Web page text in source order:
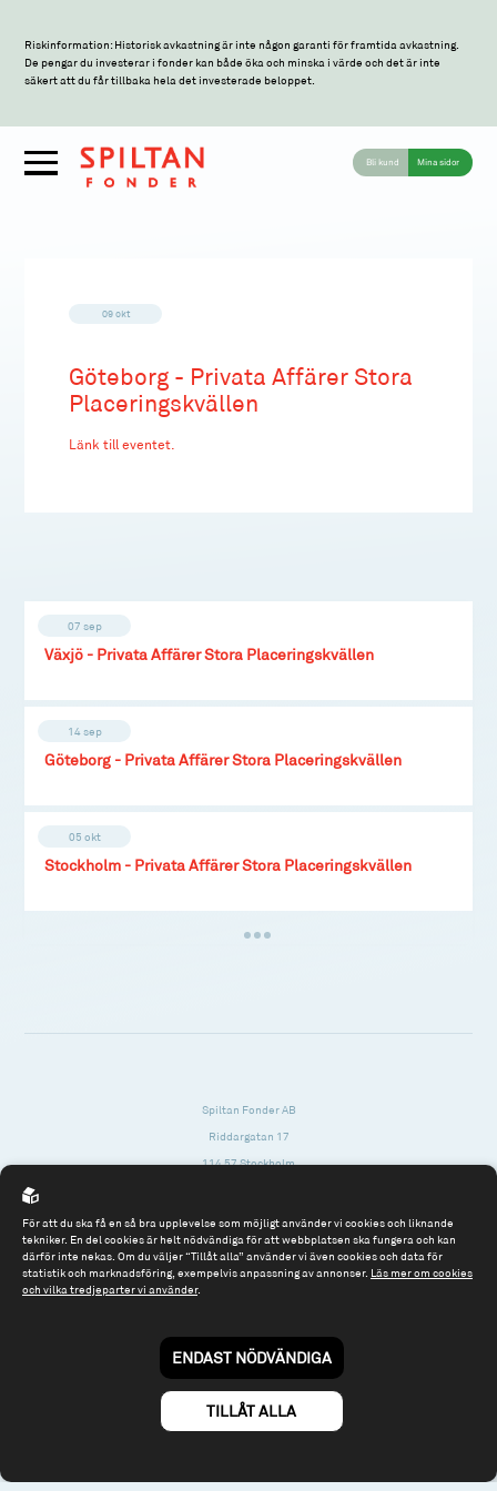
Riskinformation: Historisk avkastning är inte någon garanti för framtida avkastning.
De pengar du investerar i fonder kan både öka och minska i värde och det är inte
säkert att du får tillbaka hela det investerade beloppet.
Bli kund Mina sidor
09 okt
Göteborg - Privata Affärer Stora
Placeringskvällen
Länk till eventet.
07 sep
Växjö - Privata Affärer Stora Placeringskvällen
14 sep
Göteborg - Privata Affärer Stora Placeringskvällen
05 okt
Stockholm - Privata Affärer Stora Placeringskvällen
Spiltan Fonder AB
Riddargatan 17
114 57 Stockholm
Tel: 08 - 545 813 40
fonder@spiltanfonder.se
Till spiltan.se
© 2026 - Spiltan Fonder AB
By Sphinxly
För att du ska få en så bra upplevelse som möjligt använder vi cookies och liknande
tekniker. En del cookies är helt nödvändiga för att webbplatsen ska fungera och kan
därför inte nekas. Om du väljer “Tillåt alla” använder vi även cookies och data för
statistik och marknadsföring, exempelvis anpassning av annonser. Läs mer om cookies
och vilka tredjeparter vi använder.
ENDAST NÖDVÄNDIGA
TILLÅT ALLA